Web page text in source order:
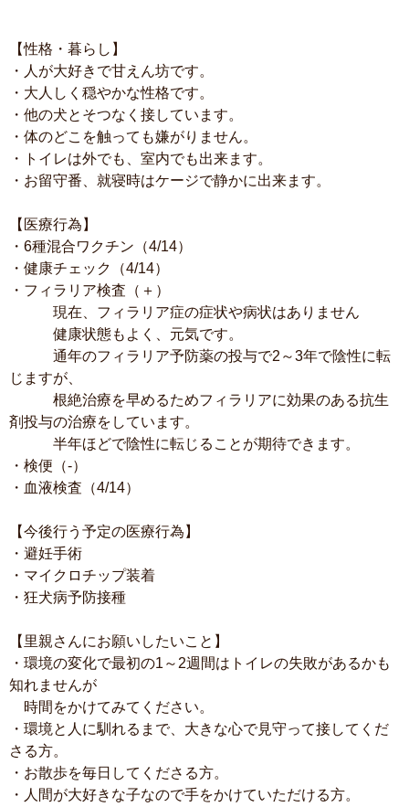
【性格・暮らし】
・人が大好きで甘えん坊です。
・大人しく穏やかな性格です。
・他の犬とそつなく接しています。
・体のどこを触っても嫌がりません。
・トイレは外でも、室内でも出来ます。
・お留守番、就寝時はケージで静かに出来ます。
【医療行為】
・6種混合ワクチン（4/14）
・健康チェック（4/14）
・フィラリア検査（＋）
現在、フィラリア症の症状や病状はありません
健康状態もよく、元気です。
通年のフィラリア予防薬の投与で2～3年で陰性に転
じますが、
根絶治療を早めるためフィラリアに効果のある抗生
剤投与の治療をしています。
半年ほどで陰性に転じることが期待できます。
・検便（-）
・血液検査（4/14）
【今後行う予定の医療行為】
・避妊手術
・マイクロチップ装着
・狂犬病予防接種
【里親さんにお願いしたいこと】
・環境の変化で最初の1～2週間はトイレの失敗があるかも
知れませんが
時間をかけてみてください。
・環境と人に馴れるまで、大きな心で見守って接してくだ
さる方。
・お散歩を毎日してくださる方。
・人間が大好きな子なので手をかけていただける方。